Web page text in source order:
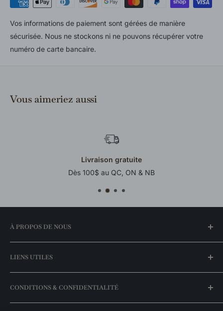
Vos informations de paiement sont gérées de manière
sécurisée. Nous ne stockons ni ne pouvons récupérer votre
numéro de carte bancaire.
Vous aimeriez aussi
Livraison gratuite
Dès 100$ au QC, ON & NB
À PROPOS DE NOUS
Notre histoire
Trouvez une boutique
FAQ
Meilleurs prix garantis
LIENS UTILES
Mon compte
Espace entrepreneurs
Nos promotions
CONDITIONS & CONFIDENTIALITÉ
Livraison & expédition